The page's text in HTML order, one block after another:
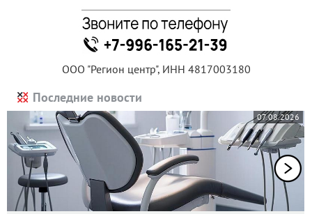
ООО "Регион центр", ИНН 4817003180
Последние новости
07.08.2026